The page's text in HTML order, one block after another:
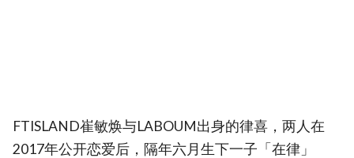
FTISLAND崔敏焕与LABOUM出身的律喜，两人在
2017年公开恋爱后，隔年六月生下一子「在律」